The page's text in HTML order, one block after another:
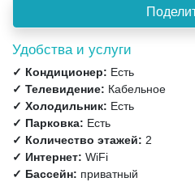
Удобства и услуги
✓ Кондиционер: Есть
✓ Телевидение: Кабельное
✓ Холодильник: Есть
✓ Парковка: Есть
✓ Количество этажей: 2
✓ Интернет: WiFi
✓ Бассейн: приватный